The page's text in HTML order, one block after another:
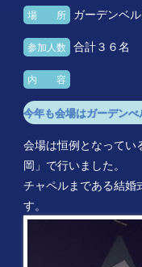
場 所 ガーデンベ
参加人数 合計３６名
内 容
今年も会場はガーデン
会場は恒例となってい
岡」で行いました。
チャペルまである結婚
す。